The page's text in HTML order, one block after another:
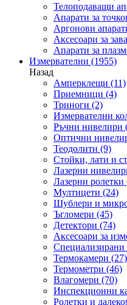
Телоподаващи
Апарати за
Аргонови
Аксесоари за
Апарати за
Измервателни (1955)
Назад
Амперклещи (11)
Приемници (4)
Триноги (2)
Измервателни
Ръчни нивелири
Оптични
Теодолити (9)
Стойки, лати и
Лазерни
Лазерни ролетки
Мултицети (24)
Шублери и
Ъгломери (45)
Детектори (74)
Аксесоари за
Специализирани
Термокамери (27)
Термометри (46)
Влагомери (70)
Инспекционни
Ролетки и